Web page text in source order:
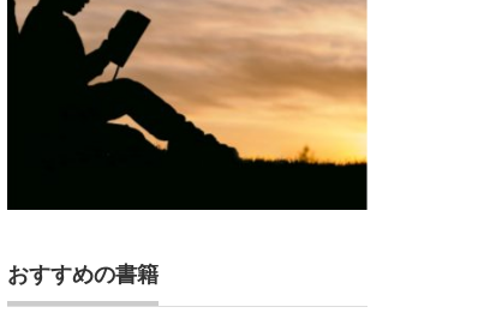
おすすめの書籍